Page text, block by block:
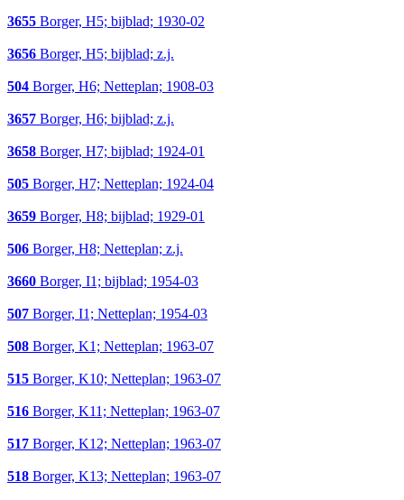
3655 Borger, H5; bijblad; 1930-02
3656 Borger, H5; bijblad; z.j.
504 Borger, H6; Netteplan; 1908-03
3657 Borger, H6; bijblad; z.j.
3658 Borger, H7; bijblad; 1924-01
505 Borger, H7; Netteplan; 1924-04
3659 Borger, H8; bijblad; 1929-01
506 Borger, H8; Netteplan; z.j.
3660 Borger, I1; bijblad; 1954-03
507 Borger, I1; Netteplan; 1954-03
508 Borger, K1; Netteplan; 1963-07
515 Borger, K10; Netteplan; 1963-07
516 Borger, K11; Netteplan; 1963-07
517 Borger, K12; Netteplan; 1963-07
518 Borger, K13; Netteplan; 1963-07